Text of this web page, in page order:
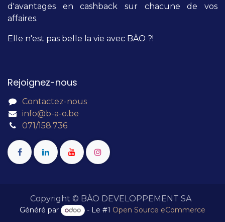
d'avantages en cashback sur chacune de vos
affaires.
Elle n'est pas belle la vie avec BÀO ?!
Rejoignez-nous
Contactez-nous
info@b-a-o.be
071/158.736
Copyright © BÀO DEVELOPPEMENT SA
Généré par - Le #1 Open Source eCommerce